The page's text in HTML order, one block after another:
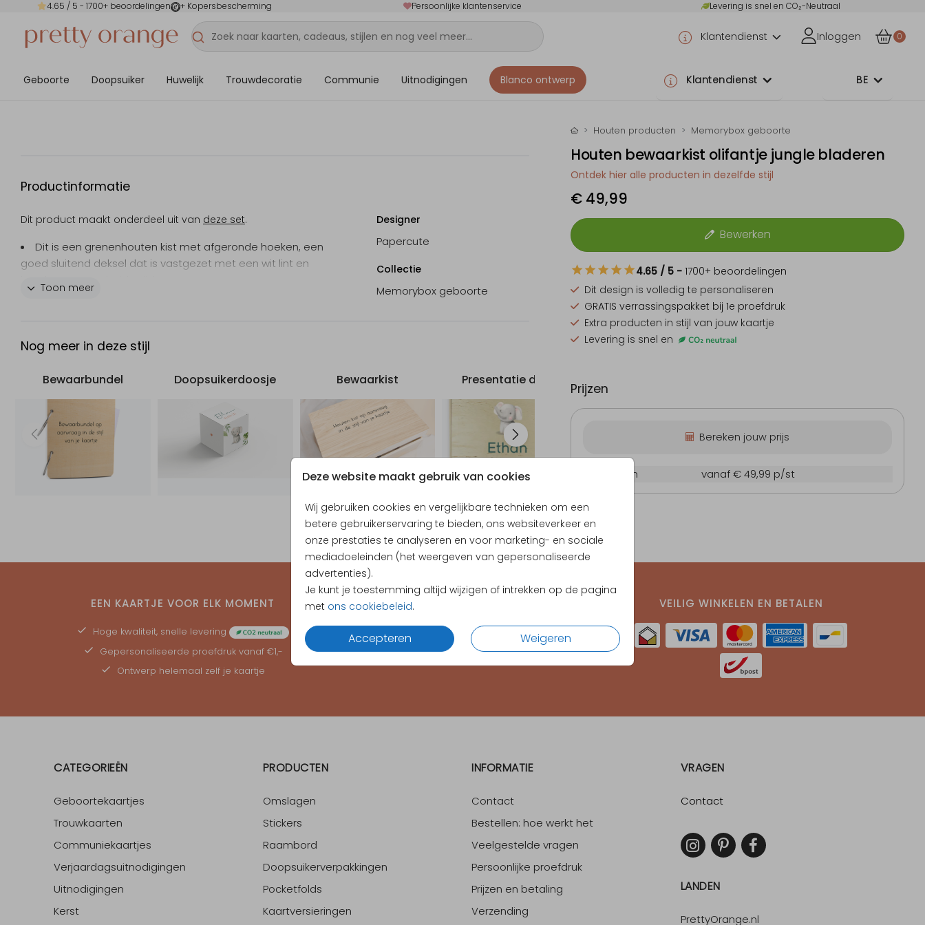
4.65 / 5 - 1700+ beoordelingen + Kopersbescherming Persoonlijke klantenservice Levering is snel en CO₂-Neutraal
Klantendienst Inloggen 0
Geboorte Doopsuiker Huwelijk Trouwdecoratie Communie Uitnodigingen Blanco ontwerp Klantendienst BE
Deze website maakt gebruik van cookies
Wij gebruiken cookies en vergelijkbare technieken om een
betere gebruikerservaring te bieden, ons websiteverkeer en
onze prestaties te analyseren en voor marketing- en sociale
mediadoeleinden (het weergeven van gepersonaliseerde
advertenties).
Je kunt je toestemming altijd wijzigen of intrekken op de pagina
met ons cookiebeleid.
Accepteren Weigeren
Productinformatie
Dit product maakt onderdeel uit van deze set.
Dit is een grenenhouten kist met afgeronde hoeken, een
goed sluitend deksel dat is vastgezet met een wit lint en
Het afdrukken van witte of bijna witte kleuren is niet mogelijk
kaarten, omdat de achtergrond niet wit is maar van hout is.
doen, neem dan de houten achtergrond op in je ontwerp.
Het gebruik van grote gekleurde vlakken wordt niet
aanbevolen. Wij raden aan om zoveel mogelijk van het houten
oppervlak zichtbaar te laten.
Foliedruk is niet mogelijk
U ontvangt een trackingcode waarmee u uw bestelling kunt
Het is een product van hout, en dus een natuurproduct, dat
in het echt altijd iets kan afwijken van de online foto. Geen
twee dozen zijn hetzelfde (nerven, houtkleur, enz.).
Toon meer
Designer
Papercute
Collectie
Memorybox geboorte
Nog meer in deze stijl
Bewaarbundel Doopsuikerdoosje Bewaarkist Presentatie doos
Houten producten Memorybox geboorte
Houten bewaarkist olifantje jungle bladeren
Ontdek hier alle producten in dezelfde stijl
€ 49,99
Bewerken
4.65 / 5 - 1700+ beoordelingen
Dit design is volledig te personaliseren
GRATIS verrassingspakket bij 1e proefdruk
Extra producten in stijl van jouw kaartje
Levering is snel en
Prijzen
Bereken jouw prijs
40 × 30 cm vanaf € 49,99 p/st
EEN KAARTJE VOOR ELK MOMENT
Hoge kwaliteit, snelle levering
Gepersonaliseerde proefdrukvanaf €1,-
Ontwerp helemaal zelf je kaartje
KLANTEN BEOORDELEN ONS MET EEN
4.65van + reviews
VEILIG WINKELEN EN BETALEN
CATEGORIEËN
Geboortekaartjes
Trouwkaarten
Communiekaartjes
Verjaardagsuitnodigingen
Uitnodigingen
Kerst
PRODUCTEN
Omslagen
Stickers
Raambord
Doopsuikerverpakkingen
Pocketfolds
Kaartversieringen
INFORMATIE
Contact
Bestellen: hoe werkt het
Veelgestelde vragen
Persoonlijke proefdruk
Prijzen en betaling
Verzending
VRAGEN
Contact
LANDEN
PrettyOrange.nl